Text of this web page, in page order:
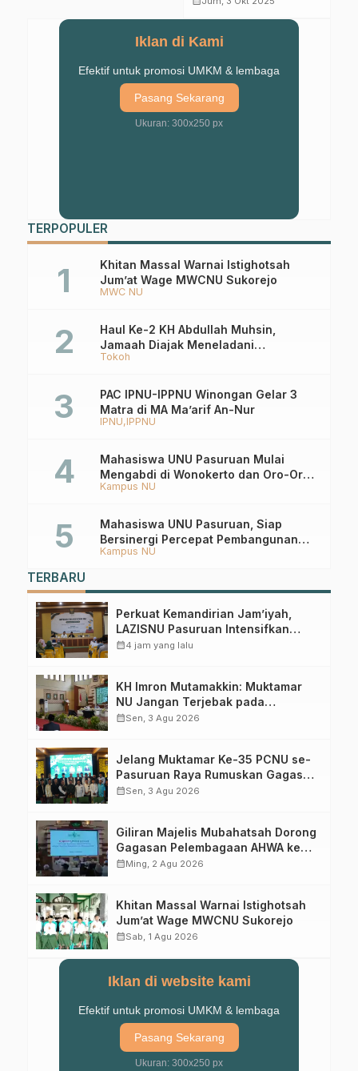
Iklan di Kami
Efektif untuk promosi UMKM & lembaga
Pasang Sekarang
Ukuran: 300x250 px
TERPOPULER
MWC NU
Khitan Massal Warnai Istighotsah
Jum’at Wage MWCNU Sukorejo
Tokoh
Haul Ke-2 KH Abdullah Muhsin,
Jamaah Diajak Meneladani
Keistiqamahan
IPNU IPPNU
PAC IPNU-IPPNU Winongan Gelar 3
Matra di MA Ma’arif An-Nur
Kampus NU
Mahasiswa UNU Pasuruan Mulai
Mengabdi di Wonokerto dan Oro-Oro
Ombo Wetan Berikut Programnya
Kampus NU
Mahasiswa UNU Pasuruan, Siap
Bersinergi Percepat Pembangunan
Desa Toyaning
TERBARU
Perkuat Kemandirian Jam’iyah,
LAZISNU Pasuruan Intensifkan
Gerakan Koin NU
calendar_month4 jam yang lalu
KH Imron Mutamakkin: Muktamar
NU Jangan Terjebak pada
Perebutan Kursi Ketua Umum
calendar_monthSen, 3 Agu 2026
Jelang Muktamar Ke-35 PCNU se-
Pasuruan Raya Rumuskan Gagasan
Transformasi Gerakan NU Menuju
calendar_monthSen, 3 Agu 2026
Giliran Majelis Mubahatsah Dorong
Gagasan Pelembagaan AHWA ke
Forum Muktamar Mendatang
calendar_monthMing, 2 Agu 2026
Khitan Massal Warnai Istighotsah
Jum’at Wage MWCNU Sukorejo
calendar_monthSab, 1 Agu 2026
Iklan di website kami
Efektif untuk promosi UMKM & lembaga
Pasang Sekarang
Ukuran: 300x250 px